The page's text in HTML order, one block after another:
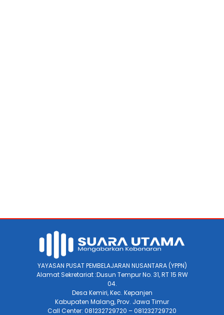
YAYASAN PUSAT PEMBELAJARAN NUSANTARA (YPPN)
Alamat Sekretariat :Dusun Tempur No. 31, RT 15 RW
04.
Desa Kemiri, Kec. Kepanjen
Kabupaten Malang, Prov. Jawa Timur
Call Center: 081232729720 – 081232729720